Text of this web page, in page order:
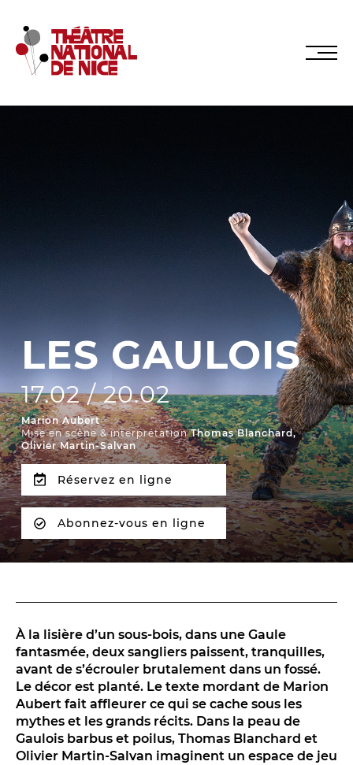
LE TNN
Le CDN
La Troupe et les élèves de l'ERACM
L’Équipe
Les Partenaires
LA SAISON
TOUTE LA SAISON
Les Spectacles
LES RENDEZ-VOUS
Conversation intime
Les Procès du samedi
Les Jeudis littéraires
LES GAULOIS
17.02 / 20.02
Marion Aubert
Mise en scène & interprétationThomas Blanchard,
Olivier Martin-Salvan
Réservez en ligne
Abonnez-vous en ligne
À la lisière d’un sous-bois, dans une Gaule
fantasmée, deux sangliers paissent, tranquilles,
avant de s’écrouler brutalement dans un fossé.
Le décor est planté. Le texte mordant de Marion
Aubert fait affleurer ce qui se cache sous les
mythes et les grands récits. Dans la peau de
Gaulois barbus et poilus, Thomas Blanchard et
Olivier Martin-Salvan imaginent un espace de jeu